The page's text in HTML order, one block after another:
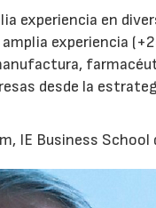
experiencia en
experiencia
desde la
IE Business School